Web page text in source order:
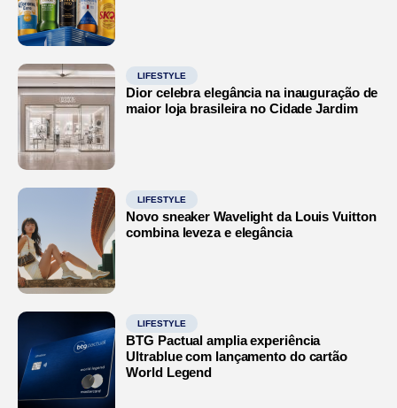
LIFESTYLE
Dior celebra elegância na inauguração de
maior loja brasileira no Cidade Jardim
LIFESTYLE
Novo sneaker Wavelight da Louis Vuitton
combina leveza e elegância
LIFESTYLE
BTG Pactual amplia experiência
Ultrablue com lançamento do cartão
World Legend